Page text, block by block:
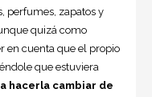
perfumes, zapatos y
quizá como
en cuenta que el propio
que estuviera
hacerla cambiar de